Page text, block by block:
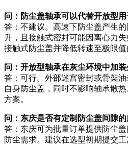
问：防尘盖轴承可以代替开放型
答：不建议。高速下防尘盖产生
升，且接触式密封可能因离心力
接触式防尘盖并降低转速至极限值
问：开放型轴承在灰尘环境中加
答：可行。外部迷宫密封或骨架
自身防尘盖，同时不影响轴承散
方案。
问：东庆是否有定制防尘盖间隙的
答：东庆可为批量订单提供防尘
防尘需求。建议在选型初期提交工